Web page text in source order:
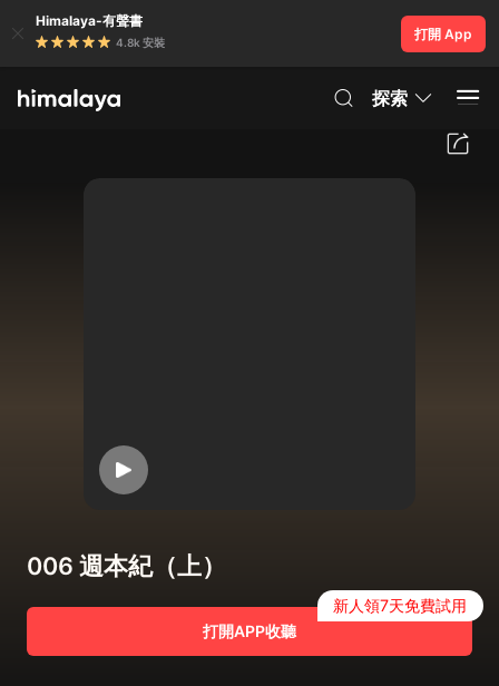
Himalaya-有聲書
4.8k 安裝
打開 App
探索
006 週本紀（上）
打開APP收聽
新人領7天免費試用